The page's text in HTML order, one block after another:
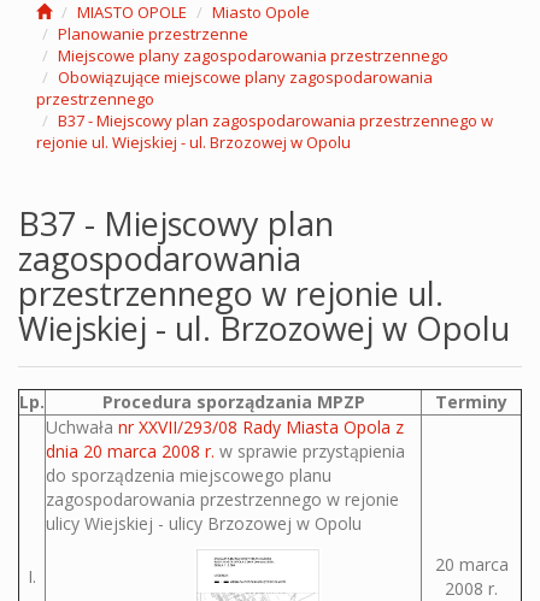
MIASTO OPOLE
Miasto Opole
Planowanie przestrzenne
Miejscowe plany zagospodarowania przestrzennego
Obowiązujące miejscowe plany zagospodarowania
przestrzennego
B37 - Miejscowy plan zagospodarowania przestrzennego w
rejonie ul. Wiejskiej - ul. Brzozowej w Opolu
B37 - Miejscowy plan
zagospodarowania
przestrzennego w rejonie ul.
Wiejskiej - ul. Brzozowej w Opolu
Lp. Procedura sporządzania MPZP Terminy
I.
Uchwała nr XXVII/293/08 Rady Miasta Opola z
dnia 20 marca 2008 r. w sprawie przystąpienia
do sporządzenia miejscowego planu
zagospodarowania przestrzennego w rejonie
ulicy Wiejskiej - ulicy Brzozowej w Opolu
20 marca
2008 r.